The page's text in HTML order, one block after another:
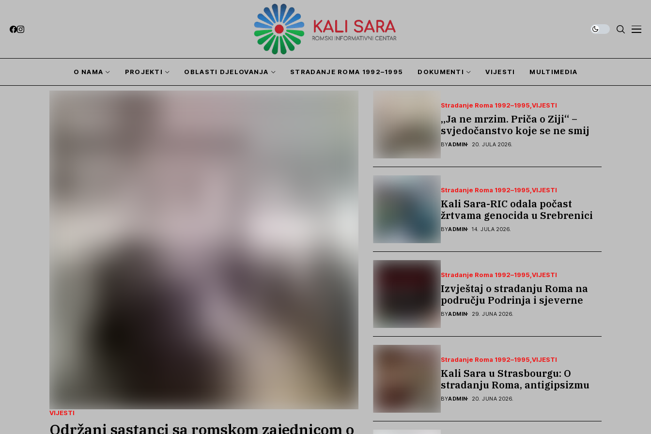
O NAMA PROJEKTI OBLASTI DJELOVANJA STRADANJE ROMA 1992–1995 DOKUMENTI VIJESTI MULTIMEDIA
VIJESTI
Održani sastanci sa romskom zajednicom o
Stradanje Roma 1992–1995 VIJESTI
„Ja ne mrzim. Priča o Ziji“ –
svjedočanstvo koje se ne smije
zaboraviti
BYADMIN 20. JULA 2026.
Stradanje Roma 1992–1995 VIJESTI
Kali Sara-RIC odala počast
žrtvama genocida u Srebrenici i
podsjetila na stradanje Roma iz
BYADMIN 14. JULA 2026.
Stradanje Roma 1992–1995 VIJESTI
Izvještaj o stradanju Roma na
području Podrinja i sjeverne
Bosne 1992–1995. godine
BYADMIN 29. JUNA 2026.
Stradanje Roma 1992–1995 VIJESTI
Kali Sara u Strasbourgu: O
stradanju Roma, antigipsizmu i
borbi protiv govora mržnje
BYADMIN 20. JUNA 2026.